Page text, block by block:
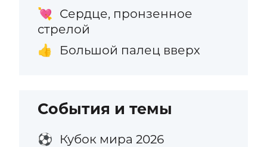
💘 Сердце, пронзенное
стрелой
👍 Большой палец вверх
События и темы
⚽ Кубок мира 2026